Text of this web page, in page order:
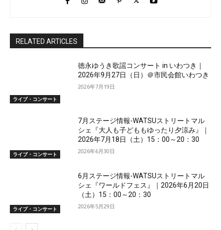
RELATED ARTICLES
ライブ・コンサート
徳永ゆうき歌謡コンサート in いわつき｜
2026年9月27日（日）＠市民会館いわつき
2026年7月19日
ライブ・コンサート
7月ステージ情報-WATSUストリートマル
シェ『大人も子どももゆったり夕涼み』｜
2026年7月18日（土）15：00～20：30
2026年6月30日
ライブ・コンサート
6月ステージ情報-WATSUストリートマル
シェ『ワールドフェス』｜2026年6月20日
（土）15：00～20：30
2026年5月29日